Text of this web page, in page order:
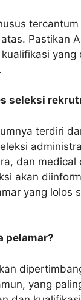
Pastikan
yang
seleksi
terdiri
dan medical
akan
yang lolos
pelamar?
yang